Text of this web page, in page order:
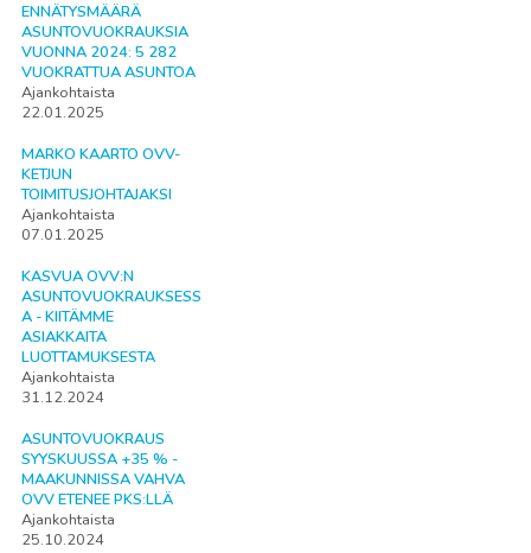
ENNÄTYSMÄÄRÄ
ASUNTOVUOKRAUKSIA
VUONNA 2024: 5 282
VUOKRATTUA ASUNTOA
Ajankohtaista
22.01.2025
MARKO KAARTO OVV-
KETJUN
TOIMITUSJOHTAJAKSI
Ajankohtaista
07.01.2025
KASVUA OVV:N
ASUNTOVUOKRAUKSESS
A - KIITÄMME
ASIAKKAITA
LUOTTAMUKSESTA
Ajankohtaista
31.12.2024
ASUNTOVUOKRAUS
SYYSKUUSSA +35 % -
MAAKUNNISSA VAHVA
OVV ETENEE PKS:LLÄ
Ajankohtaista
25.10.2024